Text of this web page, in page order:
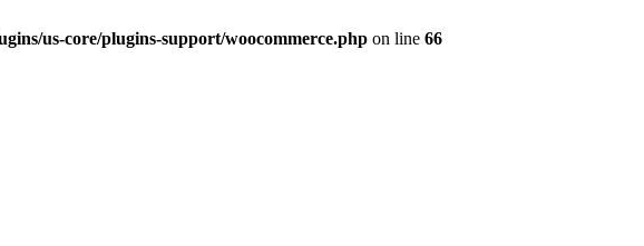
us-core/plugins-support/woocommerce.php on line 66